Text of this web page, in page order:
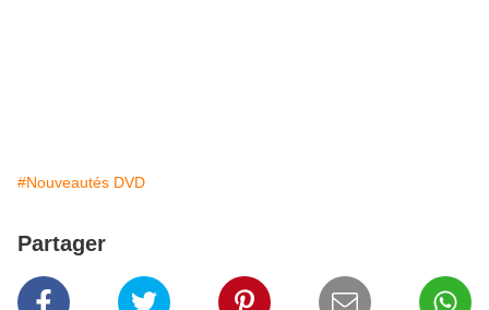
#Nouveautés DVD
Partager